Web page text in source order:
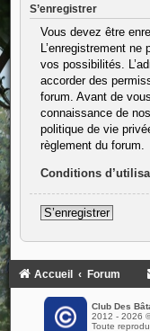
S’enregistrer
Vous devez être
L’enregistrement
vos possibilités.
accorder des
forum. Avant de
connaissance de
politique de vie
règlement du forum.
Conditions
S’enregistrer
Accueil Forum
Club Des
2012 - 2026
Toute